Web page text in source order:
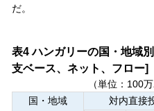
だ。
表4 ハンガリーの国・地域
支ベース、ネット、フロー]
（単位：100
国・地域
対内直接